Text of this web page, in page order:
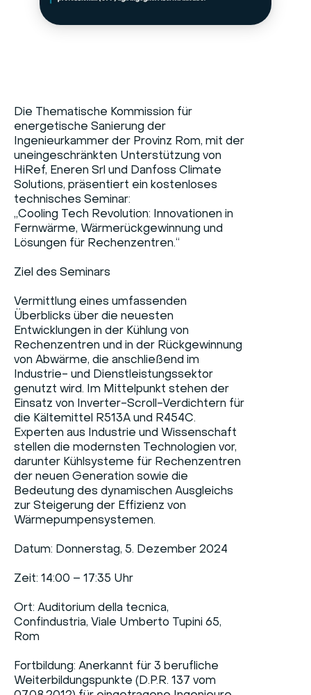
Die Thematische Kommission für
energetische Sanierung der
Ingenieurkammer der Provinz Rom, mit der
uneingeschränkten Unterstützung von
HiRef, Eneren Srl und Danfoss Climate
Solutions, präsentiert ein kostenloses
technisches Seminar:
„Cooling Tech Revolution: Innovationen in
Fernwärme, Wärmerückgewinnung und
Lösungen für Rechenzentren.“
Ziel des Seminars
Vermittlung eines umfassenden
Überblicks über die neuesten
Entwicklungen in der Kühlung von
Rechenzentren und in der Rückgewinnung
von Abwärme, die anschließend im
Industrie- und Dienstleistungssektor
genutzt wird. Im Mittelpunkt stehen der
Einsatz von Inverter-Scroll-Verdichtern für
die Kältemittel R513A und R454C.
Experten aus Industrie und Wissenschaft
stellen die modernsten Technologien vor,
darunter Kühlsysteme für Rechenzentren
der neuen Generation sowie die
Bedeutung des dynamischen Ausgleichs
zur Steigerung der Effizienz von
Wärmepumpensystemen.
Datum: Donnerstag, 5. Dezember 2024
Zeit: 14:00 – 17:35 Uhr
Ort: Auditorium della tecnica,
Confindustria, Viale Umberto Tupini 65,
Rom
Fortbildung: Anerkannt für 3 berufliche
Weiterbildungspunkte (D.P.R. 137 vom